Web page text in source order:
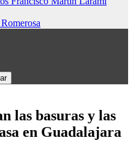
las basuras y las
en Guadalajara